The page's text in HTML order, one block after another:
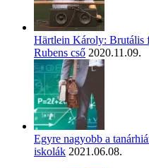
Härtlein Károly: Brutális
Rubens cső 2020.11.09.
Egyre nagyobb a
iskolák 2021.06.08.